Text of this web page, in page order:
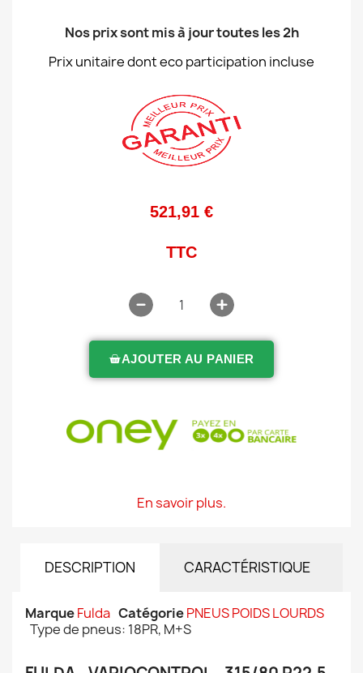
Nos prix sont mis à jour toutes les 2h
Prix unitaire dont eco participation incluse
521,91 €
TTC
AJOUTER AU PANIER
En savoir plus.
DESCRIPTION CARACTÉRISTIQUE
MarqueFulda CatégoriePNEUS POIDS LOURDS
Type de pneus: 18PR, M+S